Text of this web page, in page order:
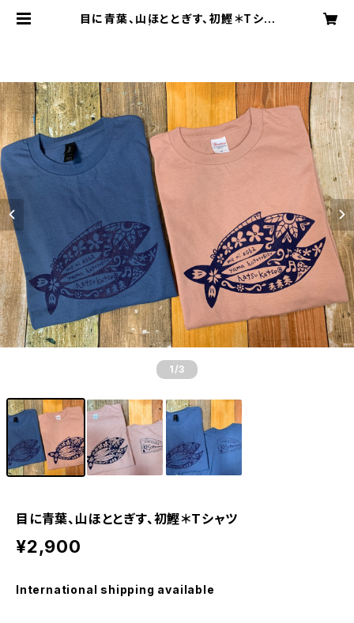
目に青葉、山ほととぎす、初鰹＊Tシャ
1 /3
目に青葉、山ほととぎす、初鰹＊Tシャツ
¥2,900
International shipping available